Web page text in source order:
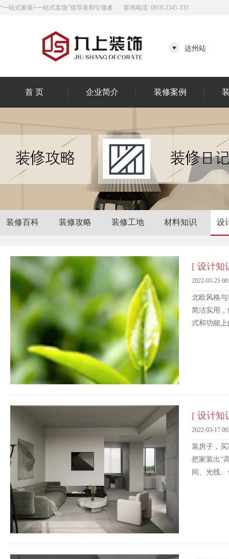
“一站式家装+一站式卖场”倡导者和引领者 咨询电话: 0818-2345-333
达州站
首 页 企业简介 装修案例
装修百科 装修攻略 装修工地 材料知识 设
[ 设计知
2022-03-25
北欧风格
简洁实用
式和功能
[ 设计知
2022-03-17
装房子，
把家装出“
间、光线